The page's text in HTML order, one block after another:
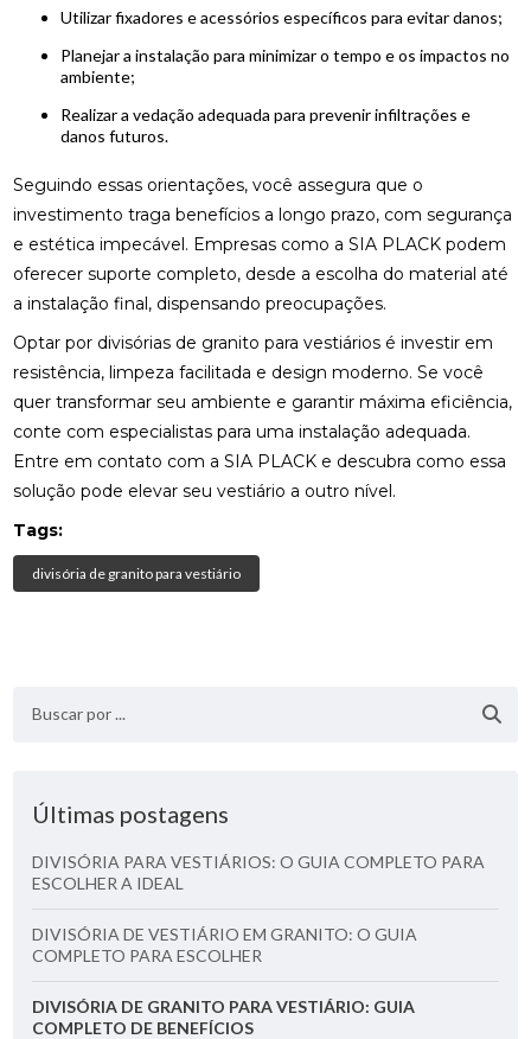
Utilizar fixadores e acessórios específicos para evitar danos;
Planejar a instalação para minimizar o tempo e os impactos no
ambiente;
Realizar a vedação adequada para prevenir infiltrações e
danos futuros.
Seguindo essas orientações, você assegura que o
investimento traga benefícios a longo prazo, com segurança
e estética impecável. Empresas como a SIA PLACK podem
oferecer suporte completo, desde a escolha do material até
a instalação final, dispensando preocupações.
Optar por divisórias de granito para vestiários é investir em
resistência, limpeza facilitada e design moderno. Se você
quer transformar seu ambiente e garantir máxima eficiência,
conte com especialistas para uma instalação adequada.
Entre em contato com a SIA PLACK e descubra como essa
solução pode elevar seu vestiário a outro nível.
Tags:
divisória de granito para vestiário
Últimas postagens
DIVISÓRIA PARA VESTIÁRIOS: O GUIA COMPLETO PARA
ESCOLHER A IDEAL
DIVISÓRIA DE VESTIÁRIO EM GRANITO: O GUIA
COMPLETO PARA ESCOLHER
DIVISÓRIA DE GRANITO PARA VESTIÁRIO: GUIA
COMPLETO DE BENEFÍCIOS